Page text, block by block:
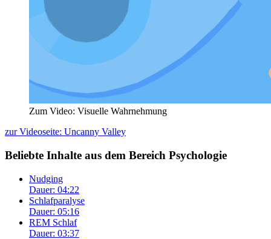
Zum Video: Visuelle Wahrnehmung
zur Videoseite: Uncanny Valley
Beliebte Inhalte aus dem Bereich Psychologie
Nudging
Dauer: 04:22
Schlafparalyse
Dauer: 05:16
REM Schlaf
Dauer: 03:37